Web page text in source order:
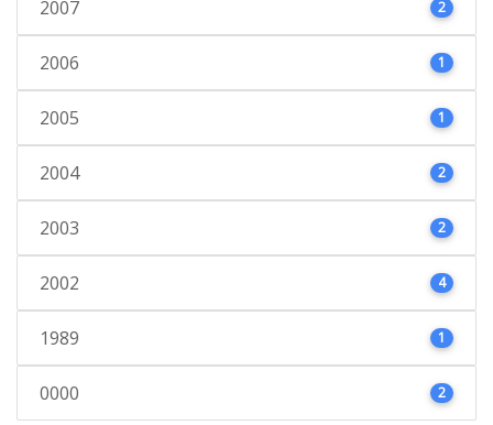
2007 2
2006 1
2005 1
2004 2
2003 2
2002 4
1989 1
0000 2